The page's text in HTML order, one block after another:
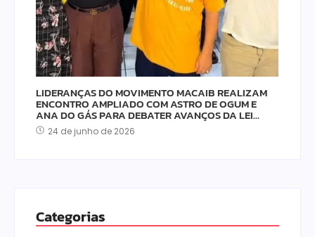
LIDERANÇAS DO MOVIMENTO MACAIB REALIZAM
ENCONTRO AMPLIADO COM ASTRO DE OGUM E
ANA DO GÁS PARA DEBATER AVANÇOS DA LEI…
24 de junho de 2026
Categorias